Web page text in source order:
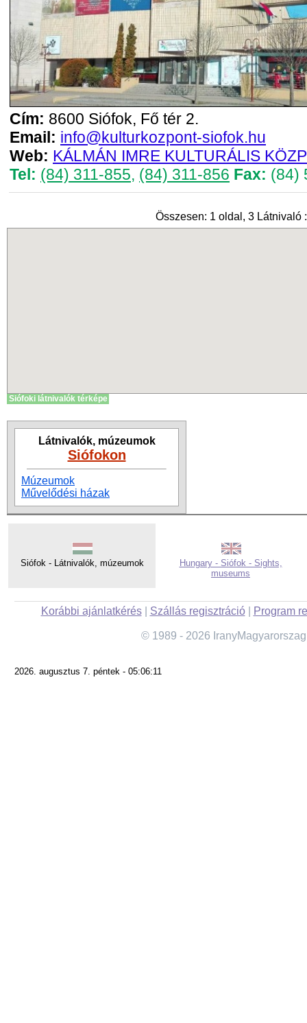
Cím: 8600 Siófok, Fő tér 2.
Email: info@kulturkozpont-siofok.hu
Web: KÁLMÁN IMRE KULTURÁLIS
Tel: (84) 311-855, (84) 311-856 Fax: (84)
Összesen: 1 oldal, 3 Látnivaló :
Siófoki látnivalók térképe
Látnivalók, múzeumok
Siófokon
Múzeumok
Művelődési házak
Siófok - Látnivalók, múzeumok
Hungary - Siófok - Sights,
museums
Korábbi ajánlatkérés| Szállás regisztráció| Program
© 1989 - 2026
2026. augusztus 7. péntek - 05:06:11